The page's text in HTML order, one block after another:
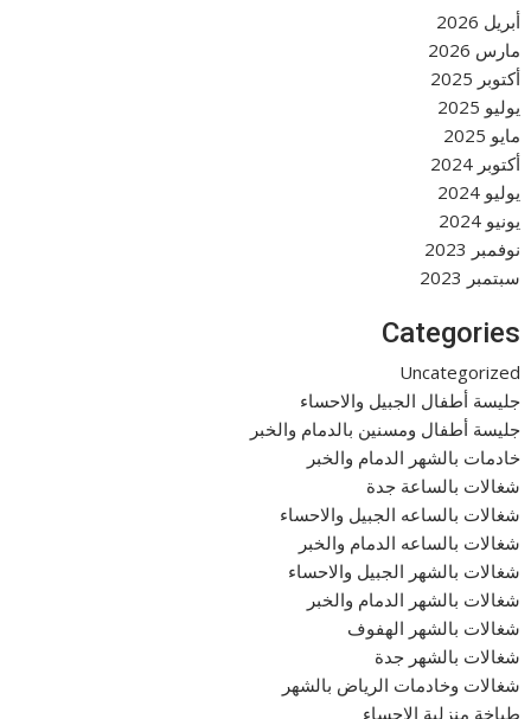
أبريل 2026
مارس 2026
أكتوبر 2025
يوليو 2025
مايو 2025
أكتوبر 2024
يوليو 2024
يونيو 2024
نوفمبر 2023
سبتمبر 2023
Categories
Uncategorized
جليسة أطفال الجبيل والاحساء
جليسة أطفال ومسنين بالدمام والخبر
خادمات بالشهر الدمام والخبر
شغالات بالساعة جدة
شغالات بالساعه الجبيل والاحساء
شغالات بالساعه الدمام والخبر
شغالات بالشهر الجبيل والاحساء
شغالات بالشهر الدمام والخبر
شغالات بالشهر الهفوف
شغالات بالشهر جدة
شغالات وخادمات الرياض بالشهر
طباخة منزلية الاحساء